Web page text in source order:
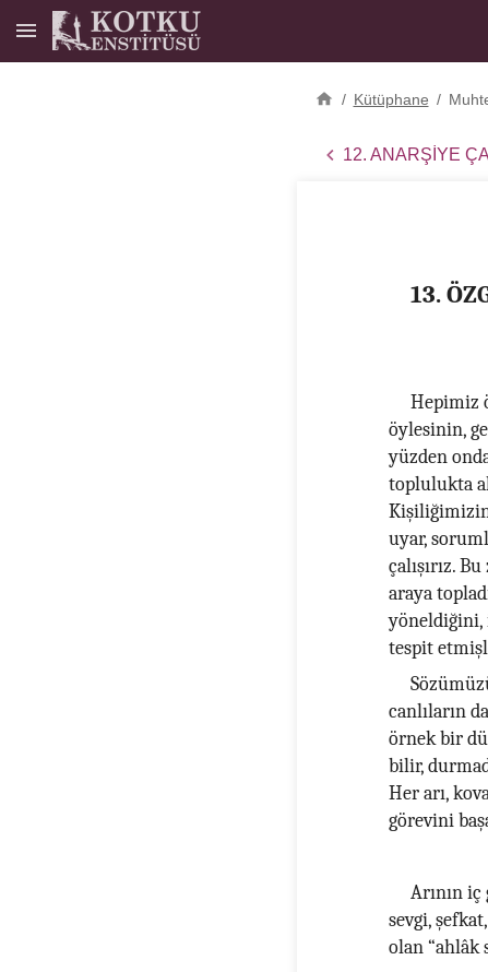
/ Kütüphane /
12. ANARŞİYE
13.
Hepimiz
öylesinin,
yüzden
toplulukta
uyar,
çalışırız.
araya
yöneldiğini,
tespit
canlıların
örnek bir
bilir,
Her arı,
görevini
Arının
sevgi,
olan “ahlâk